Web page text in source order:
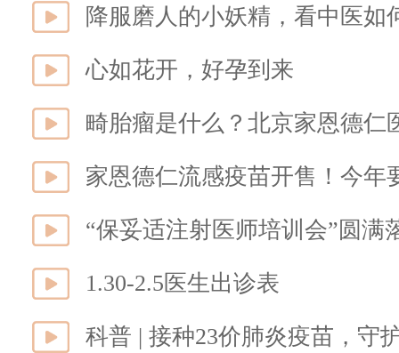
降服磨人的小妖精，看中医如
心如花开，好孕到来
畸胎瘤是什么？北京家恩德仁
家恩德仁流感疫苗开售！今年
1.30-2.5医生出诊表
科普 | 接种23价肺炎疫苗，守